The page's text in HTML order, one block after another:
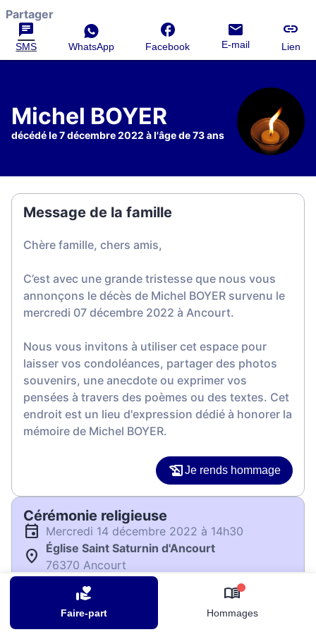
Faire-part Hommages
Partager
SMS WhatsApp Facebook E-mail Lien
Michel BOYER
décédé le 7 décembre 2022 à l'âge de 73 ans
Message de la famille
Chère famille, chers amis,
C’est avec une grande tristesse que nous vous
annonçons le décès de Michel BOYER survenu le
mercredi 07 décembre 2022 à Ancourt.
Nous vous invitons à utiliser cet espace pour
laisser vos condoléances, partager des photos
souvenirs, une anecdote ou exprimer vos
pensées à travers des poèmes ou des textes. Cet
endroit est un lieu d'expression dédié à honorer la
mémoire de Michel BOYER.
Je rends hommage
Cérémonie religieuse
mercredi 14 décembre 2022 à 14h30
Église Saint Saturnin d'Ancourt
76370 Ancourt
Je rends hommage